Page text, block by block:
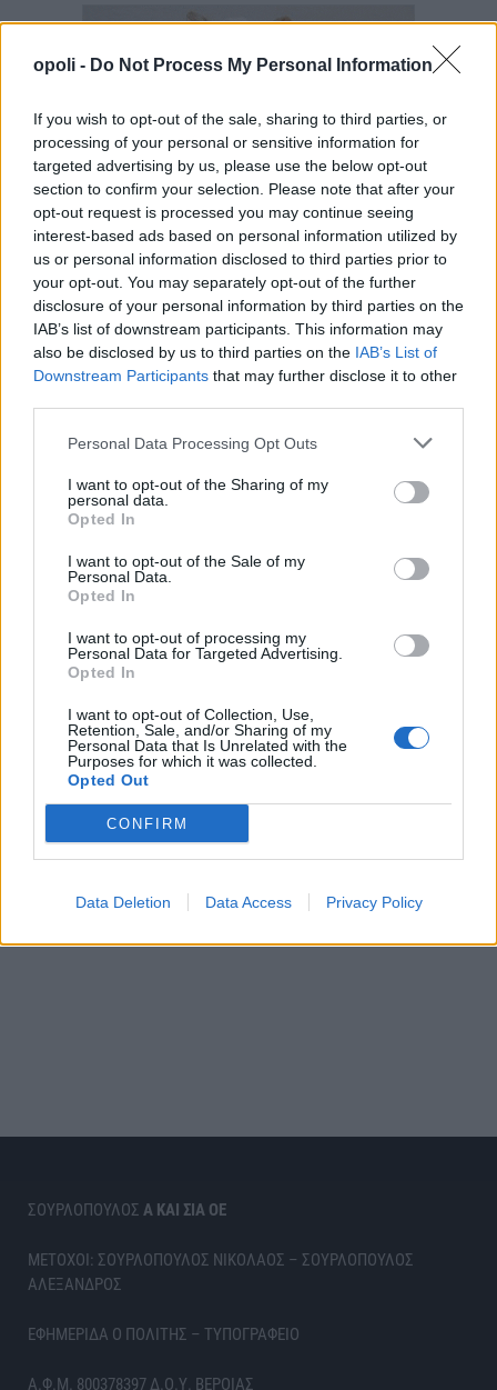
opoli - Do Not Process My Personal Information
If you wish to opt-out of the sale, sharing to third parties, or
processing of your personal or sensitive information for
targeted advertising by us, please use the below opt-out
section to confirm your selection. Please note that after your
opt-out request is processed you may continue seeing
interest-based ads based on personal information utilized by
us or personal information disclosed to third parties prior to
your opt-out. You may separately opt-out of the further
disclosure of your personal information by third parties on the
IAB’s list of downstream participants. This information may
also be disclosed by us to third parties on the IAB’s List of
Downstream Participants that may further disclose it to other
Personal Data Processing Opt Outs
I want to opt-out of the Sharing of my
personal data.
Opted In
I want to opt-out of the Sale of my
Personal Data.
Opted In
I want to opt-out of processing my
Personal Data for Targeted Advertising.
Opted In
I want to opt-out of Collection, Use,
Retention, Sale, and/or Sharing of my
Personal Data that Is Unrelated with the
Purposes for which it was collected.
Opted Out
CONFIRM
Data Deletion Data Access Privacy Policy
ΣΟΥΡΛΟΠΟΥΛΟΣ Α ΚΑΙ ΣΙΑ ΟΕ
ΜΕΤΟΧΟΙ: ΣΟΥΡΛΟΠΟΥΛΟΣ ΝΙΚΟΛΑΟΣ – ΣΟΥΡΛΟΠΟΥΛΟΣ
ΑΛΕΞΑΝΔΡΟΣ
ΕΦΗΜΕΡΙΔΑ Ο ΠΟΛΙΤΗΣ – ΤΥΠΟΓΡΑΦΕΙΟ
Α.Φ.Μ. 800378397 Δ.Ο.Υ. ΒΕΡΟΙΑΣ